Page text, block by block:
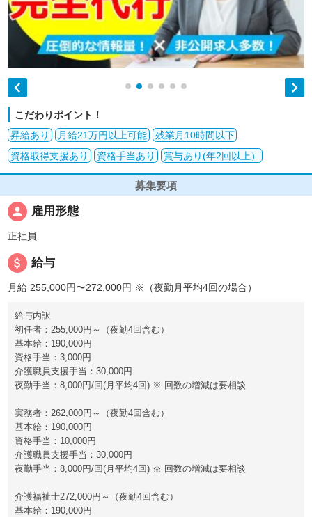
 
こだわりポイント！
昇給あり
月給21万円以上可能
残業月10時間以下
資格取得支援あり
資格手当あり 賞与あり(年2回以上）
募集要項
person 雇用形態
正社員
attach_money 給与
月給 255,000円〜272,000円 ※（夜勤月平均4回の場合）
給与内訳
初任者：255,000円～（夜勤4回含む）
基本給：190,000円
資格手当：3,000円
介護職員支援手当：30,000円
夜勤手当：8,000円/回(月平均4回) ※ 回数の増減は要相談
実務者：262,000円～（夜勤4回含む）
基本給：190,000円
資格手当：10,000円
介護職員支援手当：30,000円
夜勤手当：8,000円/回(月平均4回) ※ 回数の増減は要相談
介護福祉士272,000円～（夜勤4回含む）
基本給：190,000円